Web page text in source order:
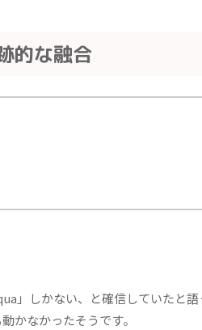
的な融合
」しかない、と確信していたと語
かなかったそうです。